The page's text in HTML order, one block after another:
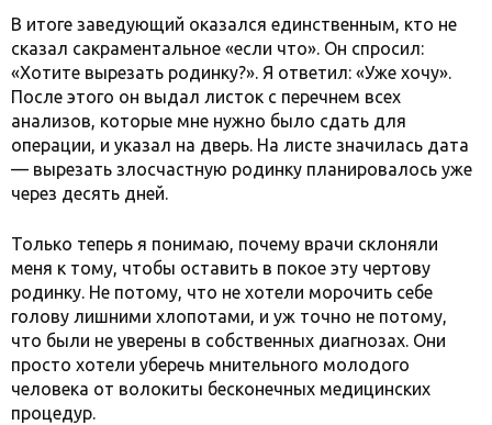
В итоге заведующий оказался единственным, кто не
сказал сакраментальное «если что». Он спросил:
«Хотите вырезать родинку?». Я ответил: «Уже хочу».
После этого он выдал листок с перечнем всех
анализов, которые мне нужно было сдать для
операции, и указал на дверь. На листе значилась дата
— вырезать злосчастную родинку планировалось уже
через десять дней.
Только теперь я понимаю, почему врачи склоняли
меня к тому, чтобы оставить в покое эту чертову
родинку. Не потому, что не хотели морочить себе
голову лишними хлопотами, и уж точно не потому,
что были не уверены в собственных диагнозах. Они
просто хотели уберечь мнительного молодого
человека от волокиты бесконечных медицинских
процедур.